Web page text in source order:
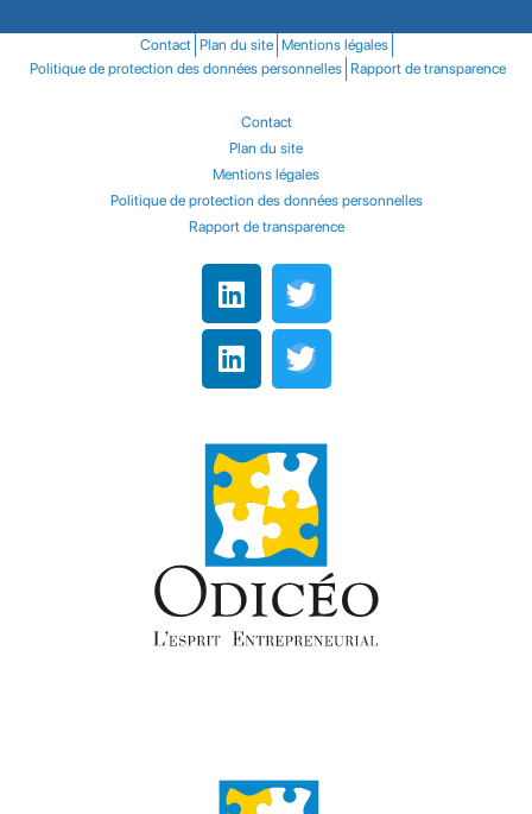
Contact Plan du site Mentions légales
Politique de protection des données personnelles Rapport de transparence
Contact
Plan du site
Mentions légales
Politique de protection des données personnelles
Rapport de transparence